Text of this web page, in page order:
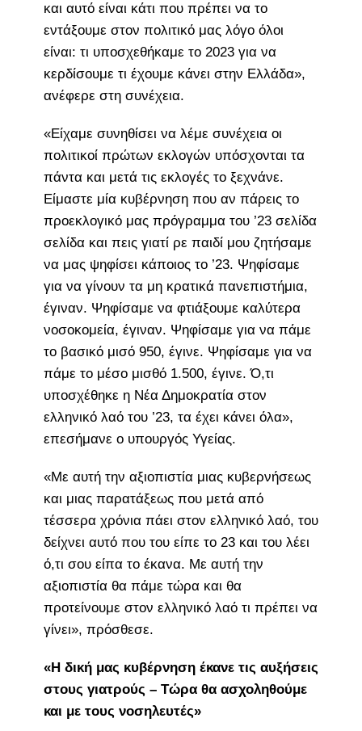
και αυτό είναι κάτι που πρέπει να το
εντάξουμε στον πολιτικό μας λόγο όλοι
είναι: τι υποσχεθήκαμε το 2023 για να
κερδίσουμε τι έχουμε κάνει στην Ελλάδα»,
ανέφερε στη συνέχεια.
«Είχαμε συνηθίσει να λέμε συνέχεια οι
πολιτικοί πρώτων εκλογών υπόσχονται τα
πάντα και μετά τις εκλογές το ξεχνάνε.
Είμαστε μία κυβέρνηση που αν πάρεις το
προεκλογικό μας πρόγραμμα του ’23 σελίδα
σελίδα και πεις γιατί ρε παιδί μου ζητήσαμε
να μας ψηφίσει κάποιος το ’23. Ψηφίσαμε
για να γίνουν τα μη κρατικά πανεπιστήμια,
έγιναν. Ψηφίσαμε να φτιάξουμε καλύτερα
νοσοκομεία, έγιναν. Ψηφίσαμε για να πάμε
το βασικό μισό 950, έγινε. Ψηφίσαμε για να
πάμε το μέσο μισθό 1.500, έγινε. Ό,τι
υποσχέθηκε η Νέα Δημοκρατία στον
ελληνικό λαό του ’23, τα έχει κάνει όλα»,
επεσήμανε ο υπουργός Υγείας.
«Με αυτή την αξιοπιστία μιας κυβερνήσεως
και μιας παρατάξεως που μετά από
τέσσερα χρόνια πάει στον ελληνικό λαό, του
δείχνει αυτό που του είπε το 23 και του λέει
ό,τι σου είπα το έκανα. Με αυτή την
αξιοπιστία θα πάμε τώρα και θα
προτείνουμε στον ελληνικό λαό τι πρέπει να
γίνει», πρόσθεσε.
«Η δική μας κυβέρνηση έκανε τις αυξήσεις
στους γιατρούς – Τώρα θα ασχοληθούμε
και με τους νοσηλευτές»